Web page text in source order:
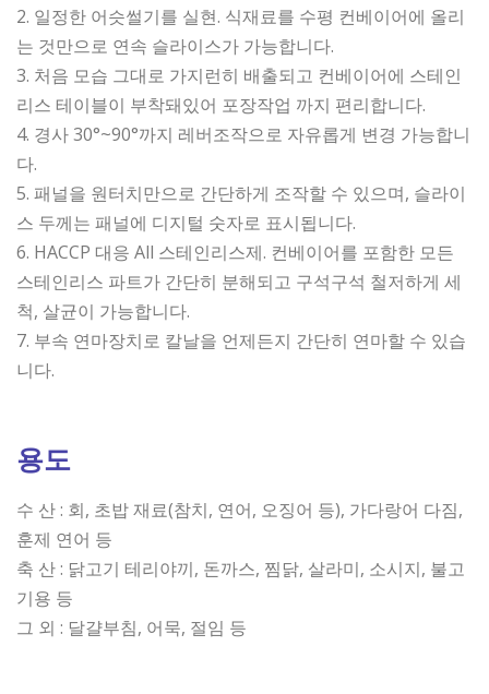
2. 일정한 어슷썰기를 실현. 식재료를 수평 컨베이어에 올리
는 것만으로 연속 슬라이스가 가능합니다.
3. 처음 모습 그대로 가지런히 배출되고 컨베이어에 스테인
리스 테이블이 부착돼있어 포장작업 까지 편리합니다.
4. 경사 30°~90°까지 레버조작으로 자유롭게 변경 가능합니
다.
5. 패널을 원터치만으로 간단하게 조작할 수 있으며, 슬라이
스 두께는 패널에 디지털 숫자로 표시됩니다.
6. HACCP 대응 All 스테인리스제. 컨베이어를 포함한 모든
스테인리스 파트가 간단히 분해되고 구석구석 철저하게 세
척, 살균이 가능합니다.
7. 부속 연마장치로 칼날을 언제든지 간단히 연마할 수 있습
니다.
용도
수 산 : 회, 초밥 재료(참치, 연어, 오징어 등), 가다랑어 다짐,
훈제 연어 등
축 산 : 닭고기 테리야끼, 돈까스, 찜닭, 살라미, 소시지, 불고
기용 등
그 외 : 달걀부침, 어묵, 절임 등